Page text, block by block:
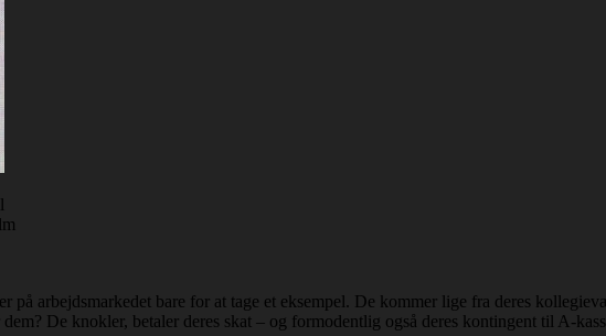
på arbejdsmarkedet bare for at tage et eksempel. De kommer lige fra deres
De knokler, betaler deres skat – og formodentlig også deres kontingent til A-